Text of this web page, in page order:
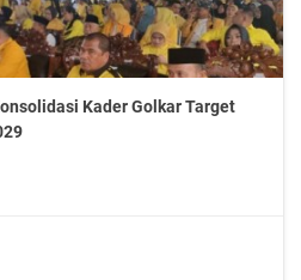
Kader Golkar Target